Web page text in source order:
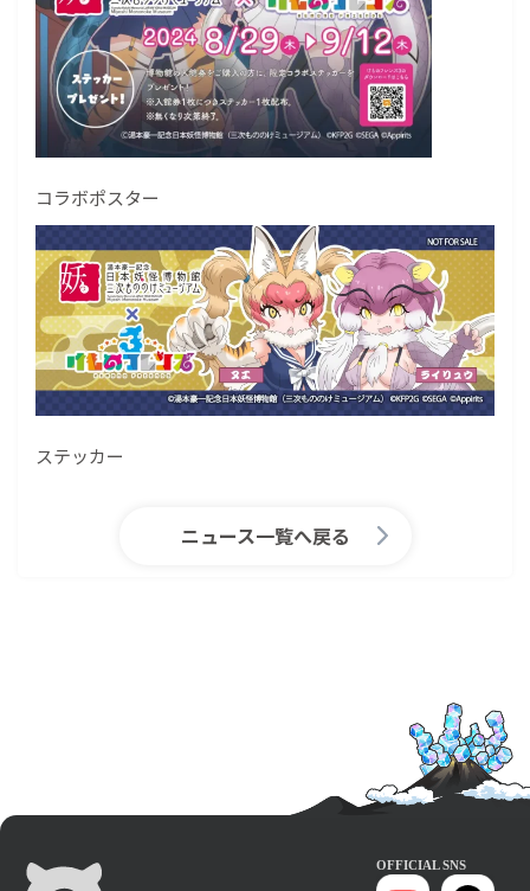
コラボポスター
ステッカー
ニュース一覧へ戻る
OFFICIAL SNS